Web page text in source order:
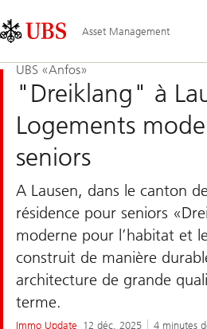
Links
Area
Asset Management
UBS «Anfos»
"Dreiklang" à
Logements
seniors
A Lausen, dans le canton
résidence pour seniors
moderne pour l’habitat et
construit de manière
architecture de grande
terme.
Immo Update 12 déc. 2025 4 minutes